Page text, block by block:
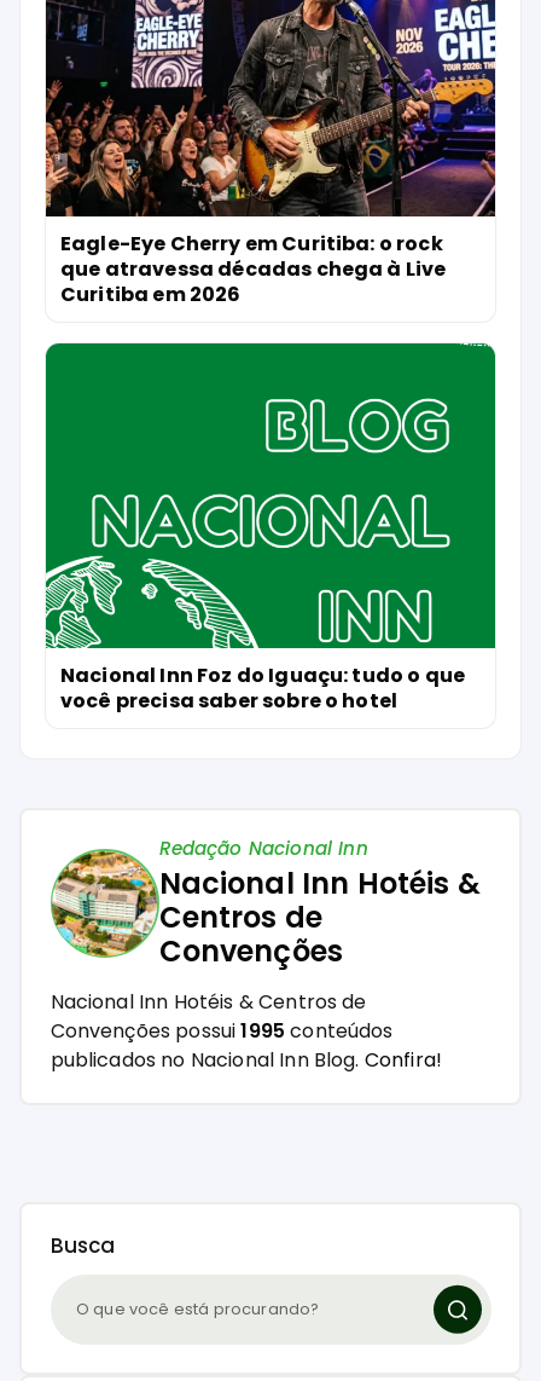
Eagle-Eye Cherry em Curitiba: o rock
que atravessa décadas chega à Live
Curitiba em 2026
Nacional Inn Foz do Iguaçu: tudo o que
você precisa saber sobre o hotel
Redação Nacional Inn
Nacional Inn Hotéis &
Centros de
Convenções
Nacional Inn Hotéis & Centros de
Convenções possui1995 conteúdos
publicados no Nacional Inn Blog. Confira!
Busca